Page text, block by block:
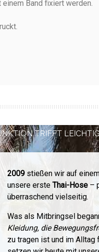
Band fixiert werden.
TRIFFT
2009stießen wir auf
unsere erste Thai-Hose–
überraschend vielseitig.
Was als Mitbringsel
Kleidung, die
zu tragen ist und im Alltag